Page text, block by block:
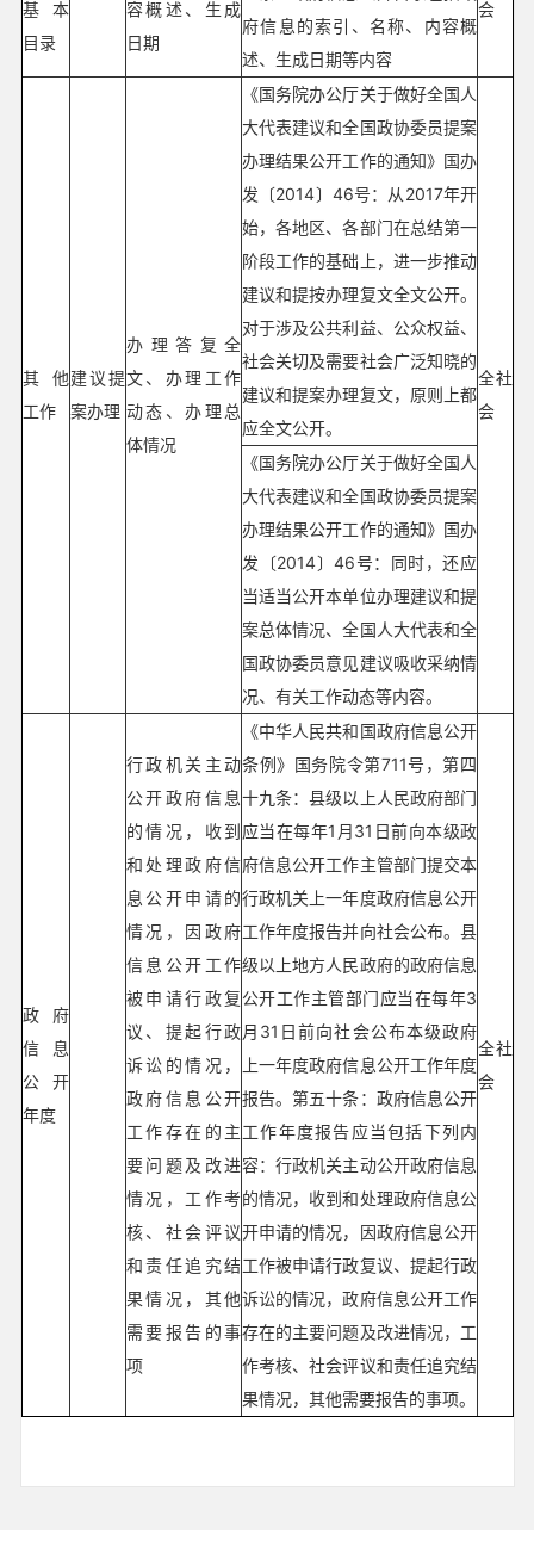
基本
目录
容概述、生成
日期
府信息的索引、名称、内容概
述、生成日期等内容
会
其他
工作
建议提
案办理
办理答复全
文、办理工作
动态、办理总
体情况
《国务院办公厅关于做好全国人
大代表建议和全国政协委员提案
办理结果公开工作的通知》国办
发〔2014〕46号：从2017年开
始，各地区、各部门在总结第一
阶段工作的基础上，进一步推动
建议和提按办理复文全文公开。
对于涉及公共利益、公众权益、
社会关切及需要社会广泛知晓的
建议和提案办理复文，原则上都
应全文公开。
全社
会
《国务院办公厅关于做好全国人
大代表建议和全国政协委员提案
办理结果公开工作的通知》国办
发〔2014〕46号：同时，还应
当适当公开本单位办理建议和提
案总体情况、全国人大代表和全
国政协委员意见建议吸收采纳情
况、有关工作动态等内容。
政府
信息
公开
年度
行政机关主动
公开政府信息
的情况，收到
和处理政府信
息公开申请的
情况，因政府
信息公开工作
被申请行政复
议、提起行政
诉讼的情况，
政府信息公开
工作存在的主
要问题及改进
情况，工作考
核、社会评议
和责任追究结
果情况，其他
需要报告的事
项
《中华人民共和国政府信息公开
条例》国务院令第711号，第四
十九条：县级以上人民政府部门
应当在每年1月31日前向本级政
府信息公开工作主管部门提交本
行政机关上一年度政府信息公开
工作年度报告并向社会公布。县
级以上地方人民政府的政府信息
公开工作主管部门应当在每年3
月31日前向社会公布本级政府
上一年度政府信息公开工作年度
报告。第五十条：政府信息公开
工作年度报告应当包括下列内
容：行政机关主动公开政府信息
的情况，收到和处理政府信息公
开申请的情况，因政府信息公开
工作被申请行政复议、提起行政
诉讼的情况，政府信息公开工作
存在的主要问题及改进情况，工
作考核、社会评议和责任追究结
果情况，其他需要报告的事项。
全社
会